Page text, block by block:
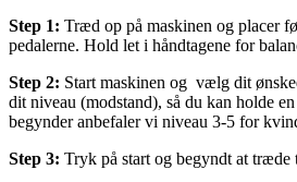
Step 1: Træd op på maskinen og placer
pedalerne. Hold let i håndtagene for
Step 2: Start maskinen og vælg dit
dit niveau (modstand), så du kan holde
begynder anbefaler vi niveau 3-5 for
Step 3: Tryk på start og begyndt at træde